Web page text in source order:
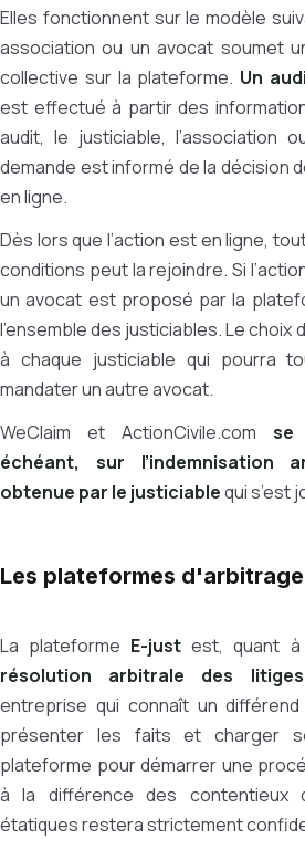
Elles fonctionnent sur le modèle
association ou un avocat soumet
collective sur la plateforme. Un
est effectué à partir des
audit, le justiciable, l’association
demande est informé de la décision
en ligne.
Dès lors que l’action est en ligne,
conditions peut la rejoindre. Si
un avocat est proposé par la
l’ensemble des justiciables. Le
à chaque justiciable qui pourra
mandater un autre avocat.
WeClaim et ActionCivile.com se
échéant, sur l’indemnisation
obtenue par le justiciablequi s’est
Les plateformes d'arbitrage
La plateforme E-just est, quant
résolution arbitrale des litiges
entreprise qui connaît un
présenter les faits et charger
plateforme pour démarrer une
à la différence des contentieux
étatiques restera strictement